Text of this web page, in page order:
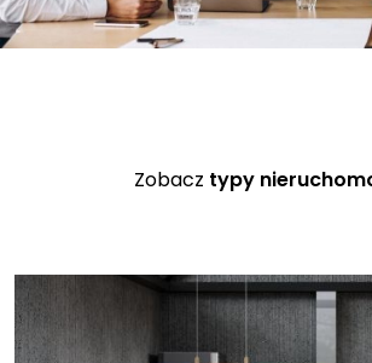
Zobacz typy